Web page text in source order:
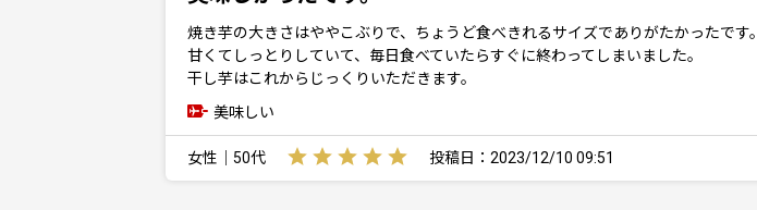
焼き芋の大きさはややこぶりで、ちょうど食べきれるサイズでありがたかったです。
甘くてしっとりしていて、毎日食べていたらすぐに終わってしまいました。
干し芋はこれからじっくりいただきます。
美味しい
女性｜50代 投稿日：2023/12/10 09:51